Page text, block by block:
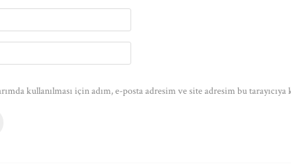
kullanılması için adım, e-posta adresim ve site adresim bu tarayıcıya